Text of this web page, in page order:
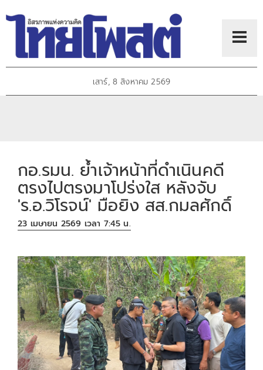
เสาร์, 8 สิงหาคม 2569
กอ.รมน. ย้ำเจ้าหน้าที่ดำเนินคดี
ตรงไปตรงมาโปร่งใส หลังจับ
'ร.อ.วิโรจน์' มือยิง สส.กมลศักดิ์
23 เมษายน 2569 เวลา 7:45 น.